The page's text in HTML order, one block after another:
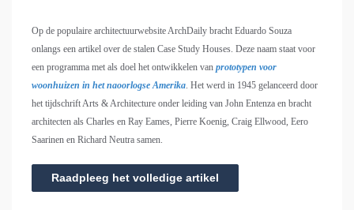
Op de populaire architectuurwebsite ArchDaily bracht Eduardo Souza
onlangs een artikel over de stalen Case Study Houses. Deze naam staat voor
een programma met als doel het ontwikkelen van prototypen voor
woonhuizen in het naoorlogse Amerika. Het werd in 1945 gelanceerd door
het tijdschrift Arts & Architecture onder leiding van John Entenza en bracht
architecten als Charles en Ray Eames, Pierre Koenig, Craig Ellwood, Eero
Saarinen en Richard Neutra samen.
Raadpleeg het volledige artikel